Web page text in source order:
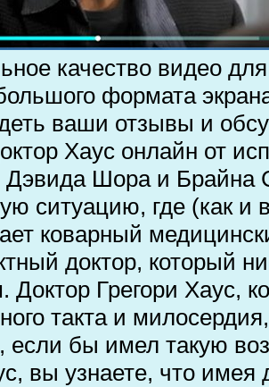
качество видео
формата
ваши отзывы и
Хаус онлайн от
Шора и Брайна
ситуацию, где (как и
коварный
доктор, который
Доктор Грегори Хаус,
такта и
бы имел такую
вы узнаете, что